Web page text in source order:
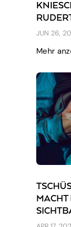
[EASY
JUN 26,
Mehr